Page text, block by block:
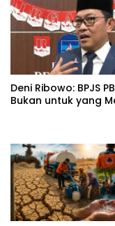
Deni Ribowo: BPJS
Bukan untuk yang